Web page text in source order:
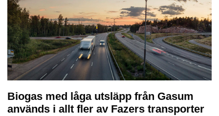
Biogas med låga utsläpp från Gasum
används i allt fler av Fazers transporter